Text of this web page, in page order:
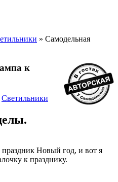
» Самодельная
к
Светильники
Новый год, и вот я
к празднику.